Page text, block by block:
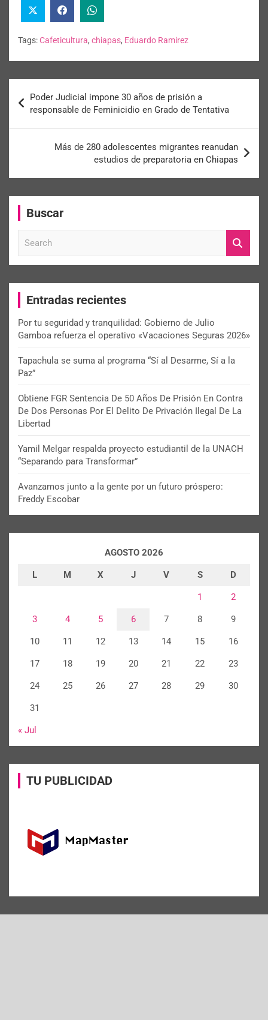
Tags:Cafeticultura, chiapas, Eduardo Ramirez
Poder Judicial impone 30 años de prisión a
responsable de Feminicidio en Grado de Tentativa
Más de 280 adolescentes migrantes reanudan
estudios de preparatoria en Chiapas
Buscar
c
Entradas recientes
Por tu seguridad y tranquilidad: Gobierno de Julio
Gamboa refuerza el operativo «Vacaciones Seguras 2026»
Tapachula se suma al programa “Sí al Desarme, Sí a la
Paz”
Obtiene FGR Sentencia De 50 Años De Prisión En Contra
De Dos Personas Por El Delito De Privación Ilegal De La
Libertad
Yamil Melgar respalda proyecto estudiantil de la UNACH
“Separando para Transformar”
Avanzamos junto a la gente por un futuro próspero:
Freddy Escobar
AGOSTO 2026
L M X J V S D
1 2
3 4 5 6 7 8 9
10 11 12 13 14 15 16
17 18 19 20 21 22 23
24 25 26 27 28 29 30
31
« Jul
TU PUBLICIDAD